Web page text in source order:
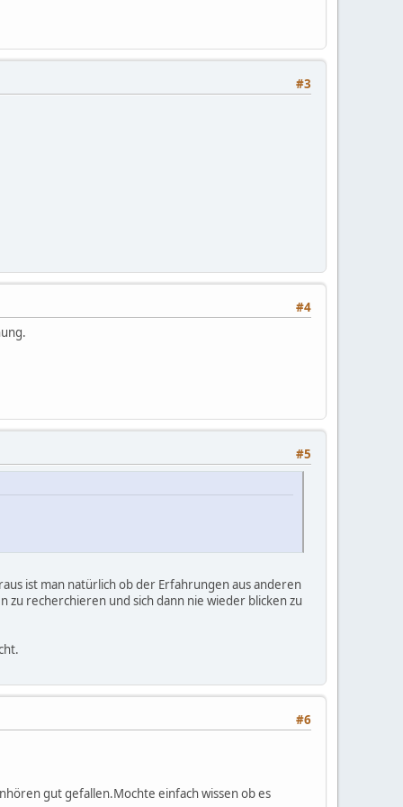
#3
#4
#5
ist man natürlich ob der Erfahrungen aus anderen
zu recherchieren und sich dann nie wieder blicken zu
#6
gut gefallen.Mochte einfach wissen ob es